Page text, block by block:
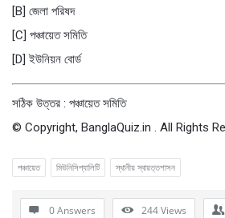
[B] জেলা পরিষদ
[C] পঞ্চায়েত সমিতি
[D] ইউনিয়ন বাের্ড
সঠিক উত্তর : পঞ্চায়েত সমিতি
© Copyright, BanglaQuiz.in . All Rights
পঞ্চায়েত মিউনিসিপ্যালিটি স্থানীয় স্বায়ত্তশাসন
0 Answers 244Views